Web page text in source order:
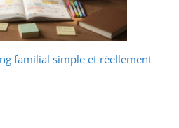
familial simple et réellement